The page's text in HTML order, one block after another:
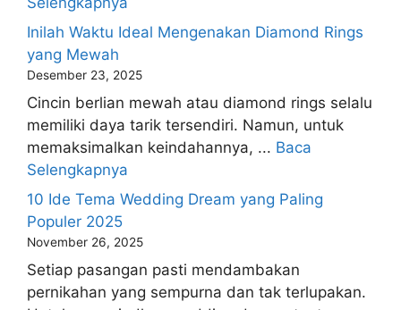
Inilah Waktu Ideal Mengenakan Diamond Rings
yang Mewah
Desember 23, 2025
Cincin berlian mewah atau diamond rings selalu
memiliki daya tarik tersendiri. Namun, untuk
memaksimalkan keindahannya, ... Baca
Selengkapnya
10 Ide Tema Wedding Dream yang Paling
Populer 2025
November 26, 2025
Setiap pasangan pasti mendambakan
pernikahan yang sempurna dan tak terlupakan.